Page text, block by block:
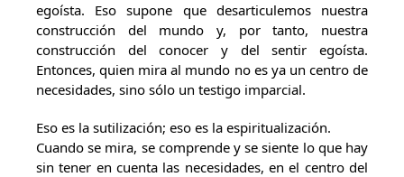
egoísta. Eso supone que desarticulemos nuestra
construcción del mundo y, por tanto, nuestra
construcción del conocer y del sentir egoísta.
Entonces, quien mira al mundo no es ya un centro de
necesidades, sino sólo un testigo imparcial.
Eso es la sutilización; eso es la espiritualización.
Cuando se mira, se comprende y se siente lo que hay
sin tener en cuenta las necesidades, en el centro del